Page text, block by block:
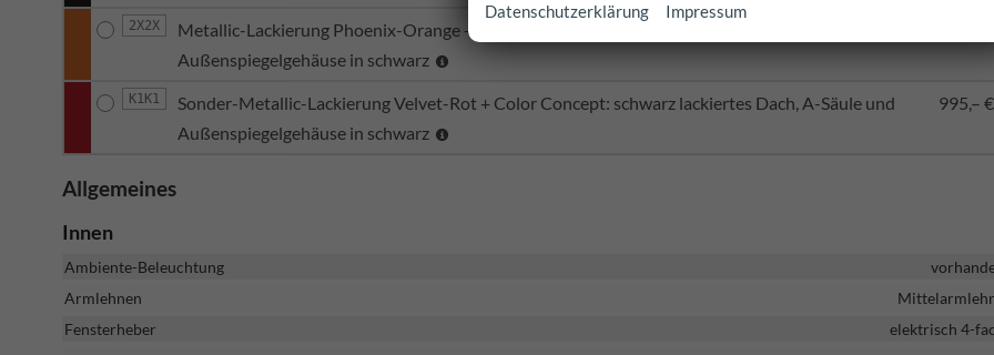
2X2X
Metallic-Lackierung Phoenix-Orange + Color Concept: schwarz lackiertes Dach, A-Säule und
Außenspiegelgehäuse in schwarz
K1K1
Sonder-Metallic-Lackierung Velvet-Rot + Color Concept: schwarz lackiertes Dach, A-Säule und
Außenspiegelgehäuse in schwarz
995,– €
Allgemeines
Innen
Ambiente-Beleuchtung
Armlehnen
Fensterheber
elektrisch 4-
Datenschutzerklärung Impressum